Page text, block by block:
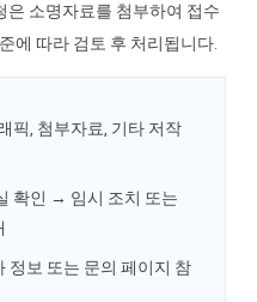
은 소명자료를 첨부하여 접수
에 따라 검토 후 처리됩니다.
픽, 첨부자료, 기타 저작
확인 → 임시 조치 또는
정보 또는 문의 페이지 참